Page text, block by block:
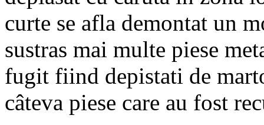
curte se afla demontat un
sustras mai multe piese
fugit fiind depistati de
câteva piese care au fost